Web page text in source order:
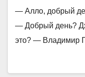
— Алло, добрый
— Добрый день?
это? — Владимир